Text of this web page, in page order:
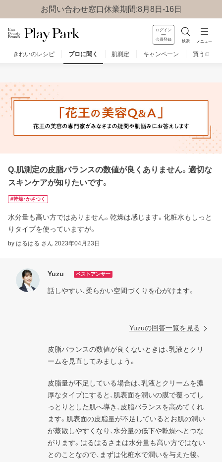
お問い合わせ窓口休業期間:8月8日-16日
ログイン
会員登録 検索 メニュー
きれいのレシピ プロに聞く 肌測定 キャンペーン 買う
Q.肌測定の皮脂バランスの数値が良くありません。適切な
スキンケアが知りたいです。
#乾燥・かさつく
水分量も高い方ではありません。乾燥は感じます。化粧水もしっと
りタイプを使っていますが。
by はるはる さん 2023年04月23日
Yuzu ベストアンサー
話しやすい、柔らかい空間づくりを心がけます。
Yuzuの回答一覧を見る
皮脂バランスの数値が良くないときは、乳液とクリ
ームを見直してみましょう。
皮脂量が不足している場合は、乳液とクリームを濃
厚なタイプにすると、肌表面を潤いの膜で覆ってし
っとりとした肌へ導き、皮脂バランスを高めてくれ
ます。肌表面の皮脂量が不足しているとお肌の潤い
が蒸散しやすくなり、水分量の低下や乾燥へとつな
がります。はるはるさまは水分量も高い方ではない
とのことなので、まずは化粧水で潤いを与えた後、